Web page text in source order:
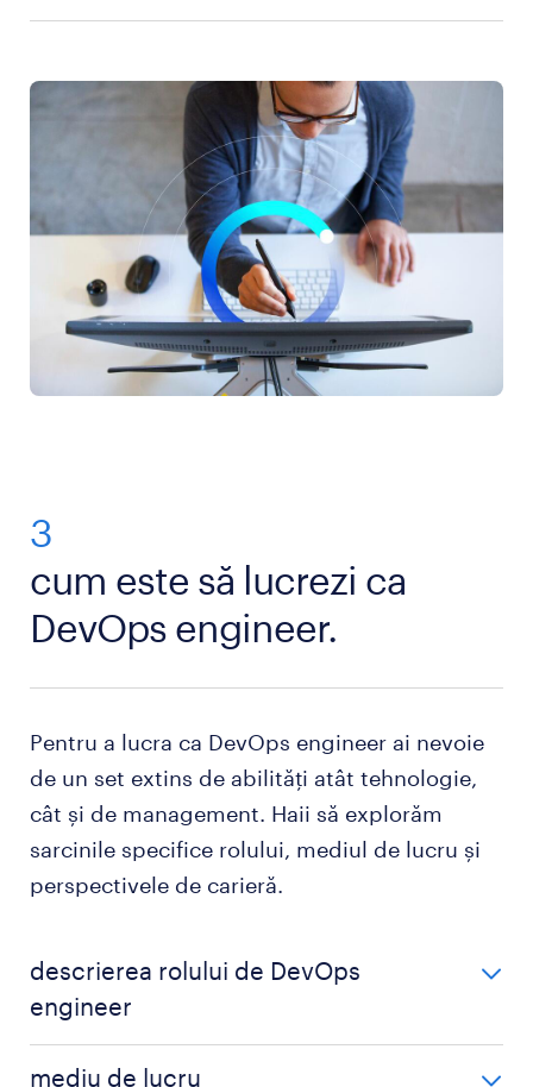
dezvoltare. Îmbunătățești, de asemenea,
software.
3
cum este să lucrezi ca
DevOps engineer.
Pentru a lucra ca DevOps engineer ai nevoie
de un set extins de abilități atât tehnologie,
cât și de management. Haii să explorăm
sarcinile specifice rolului, mediul de lucru și
perspectivele de carieră.
descrierea rolului de DevOps
engineer
mediu de lucru